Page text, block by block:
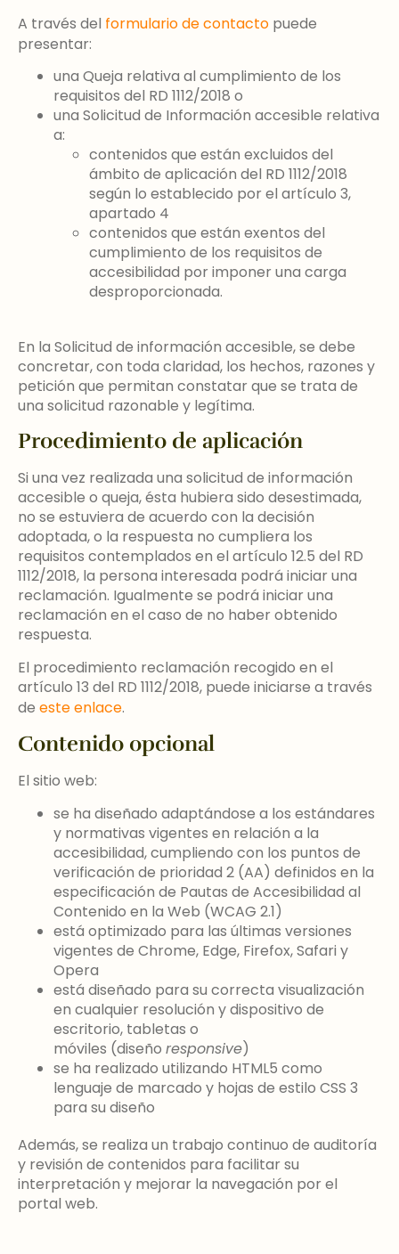
A través del formulario de contacto puede
presentar:
una Queja relativa al cumplimiento de los
requisitos del RD 1112/2018 o
una Solicitud de Información accesible relativa
a:
contenidos que están excluidos del
ámbito de aplicación del RD 1112/2018
según lo establecido por el artículo 3,
apartado 4
contenidos que están exentos del
cumplimiento de los requisitos de
accesibilidad por imponer una carga
desproporcionada.
En la Solicitud de información accesible, se debe
concretar, con toda claridad, los hechos, razones y
petición que permitan constatar que se trata de
una solicitud razonable y legítima.
Procedimiento de aplicación
Si una vez realizada una solicitud de información
accesible o queja, ésta hubiera sido desestimada,
no se estuviera de acuerdo con la decisión
adoptada, o la respuesta no cumpliera los
requisitos contemplados en el artículo 12.5 del RD
1112/2018, la persona interesada podrá iniciar una
reclamación. Igualmente se podrá iniciar una
reclamación en el caso de no haber obtenido
respuesta.
El procedimiento reclamación recogido en el
artículo 13 del RD 1112/2018, puede iniciarse a través
de este enlace.
Contenido opcional
El sitio web:
se ha diseñado adaptándose a los estándares
y normativas vigentes en relación a la
accesibilidad, cumpliendo con los puntos de
verificación de prioridad 2 (AA) definidos en la
especificación de Pautas de Accesibilidad al
Contenido en la Web (WCAG 2.1)
está optimizado para las últimas versiones
vigentes de Chrome, Edge, Firefox, Safari y
Opera
está diseñado para su correcta visualización
en cualquier resolución y dispositivo de
escritorio, tabletas o
móviles (diseño responsive)
se ha realizado utilizando HTML5 como
lenguaje de marcado y hojas de estilo CSS 3
para su diseño
Además, se realiza un trabajo continuo de auditoría
y revisión de contenidos para facilitar su
interpretación y mejorar la navegación por el
portal web.